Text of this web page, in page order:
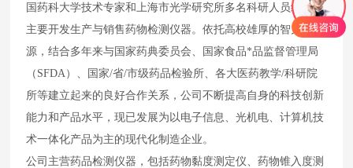
国药科大学技术专家和上海市光学研究所多名科研人员组成，
主要开发生产与销售药物检测仪器。依托高校雄厚的智力资
源，结合多年来与国家药典委员会、国家食品*品监督管理局
（SFDA）、国家/省/市级药品检验所、各大医药教学/科研院
所等建立起来的良好合作关系，公司不断提高自身的科技创新
能力和产品水平，现已发展为以电子信息、光机电、计算机技
术一体化产品为主的现代化制造企业。
公司主营药品检测仪器，包括药物黏度测定仪、药物锥入度测